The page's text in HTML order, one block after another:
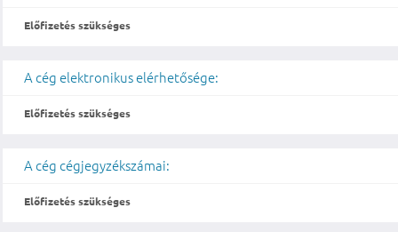
Előfizetés szükséges
A cég elektronikus elérhetősége:
Előfizetés szükséges
A cég cégjegyzékszámai:
Előfizetés szükséges